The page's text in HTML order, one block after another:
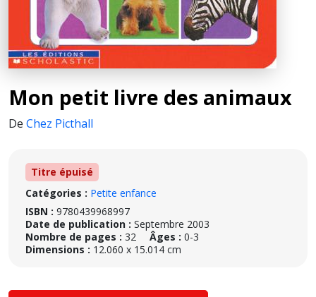
Mon petit livre des animaux
De Chez Picthall
Titre épuisé
Catégories : Petite enfance
ISBN : 9780439968997
Date de publication : Septembre 2003
Nombre de pages : 32 Âges : 0-3
Dimensions : 12.060 x 15.014 cm